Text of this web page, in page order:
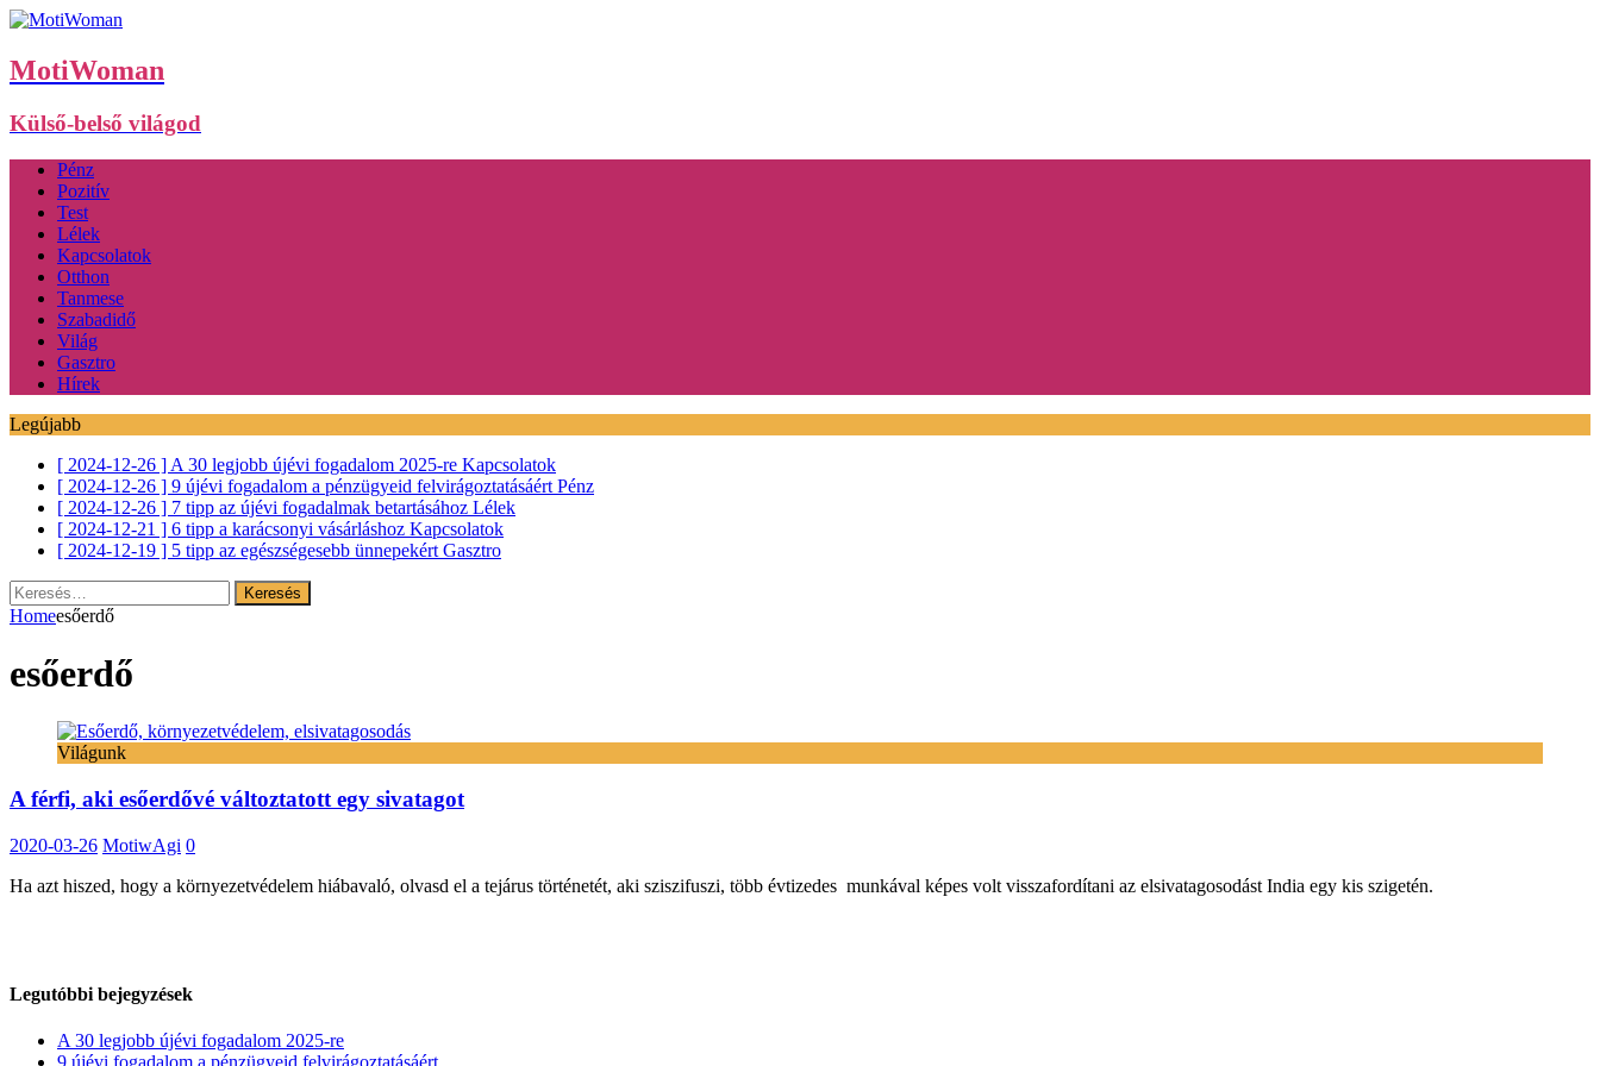
MotiWoman
Külső-belső világod
Pénz
Pozitív
Test
Lélek
Kapcsolatok
Otthon
Tanmese
Szabadidő
Világ
Gasztro
Hírek
Legújabb
[ 2024-12-26 ] A 30 legjobb újévi fogadalom 2025-re Kapcsolatok
[ 2024-12-26 ] 9 újévi fogadalom a pénzügyeid felvirágoztatásáért Pénz
[ 2024-12-26 ] 7 tipp az újévi fogadalmak betartásához Lélek
[ 2024-12-21 ] 6 tipp a karácsonyi vásárláshoz Kapcsolatok
[ 2024-12-19 ] 5 tipp az egészségesebb ünnepekért Gasztro
Keresés:
Homeesőerdő
esőerdő
Világunk
A férfi, aki esőerdővé változtatott egy sivatagot
2020-03-26 MotiwAgi 0
Ha azt hiszed, hogy a környezetvédelem hiábavaló, olvasd el a tejárus történetét, aki sziszifuszi, több évtizedes munkával képes volt visszafordítani az elsivatagosodást India egy kis szigetén.
Legutóbbi bejegyzések
A 30 legjobb újévi fogadalom 2025-re